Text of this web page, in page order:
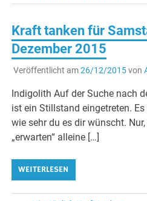
Kraft tanken für
Dezember 2015
Veröffentlicht am26/12/2015von
Indigolith Auf der Suche nach
ist ein Stillstand eingetreten.
wie sehr du es dir wünscht.
„erwarten“ alleine […]
WEITERLESEN